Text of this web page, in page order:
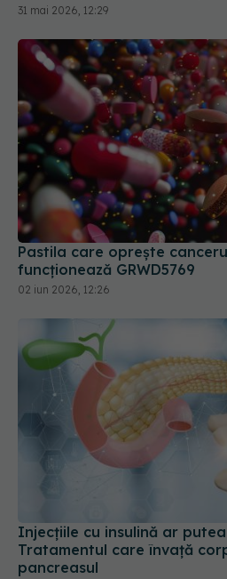
31 mai 2026, 12:29
Pastila care oprește
funcționează GRWD5769
02 iun 2026, 12:26
Injecțiile cu insulină ar
Tratamentul care învață
pancreasul